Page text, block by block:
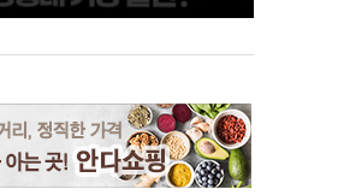
원 후보 제주 합동연설회